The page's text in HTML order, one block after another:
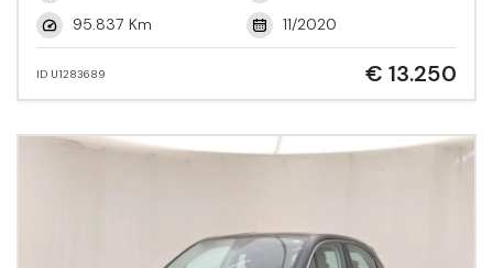
95.837 Km
11/2020
ID U1283689 € 13.250